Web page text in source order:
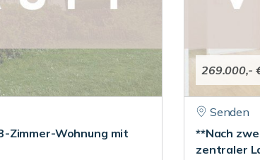
Zimmer-Wohnung mit
269.000,-
Senden
**Nach
zentraler